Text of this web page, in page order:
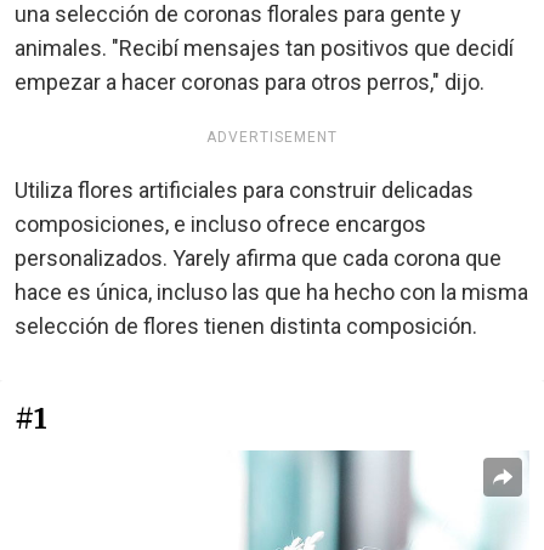
una selección de coronas florales para gente y
animales. "Recibí mensajes tan positivos que decidí
empezar a hacer coronas para otros perros," dijo.
ADVERTISEMENT
Utiliza flores artificiales para construir delicadas
composiciones, e incluso ofrece encargos
personalizados. Yarely afirma que cada corona que
hace es única, incluso las que ha hecho con la misma
selección de flores tienen distinta composición.
#1